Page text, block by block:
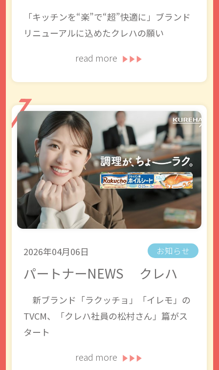
「キッチンを“楽”で“超”快適に」ブランド
リニューアルに込めたクレハの願い
read more
2026年04月06日 お知らせ
パートナーNEWS クレハ
新ブランド「ラクッチョ」「イレモ」の
TVCM、「クレハ社員の松村さん」篇がス
タート
read more